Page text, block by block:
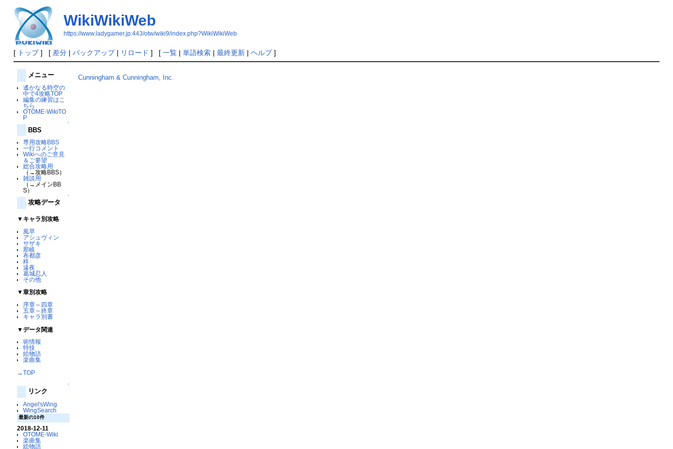
WikiWikiWeb
https://www.ladygamer.jp:443/otw/wiki9/index.php?WikiWikiWeb
[ トップ] [ 差分| バックアップ| リロード ] [ 一覧| 単語検索| 最終更新| ヘルプ]
メニュー
遙かなる時空の
中で4攻略TOP
編集の練習はこ
ちら
OTOME-WikiTO
P
↑
BBS
専用攻略BBS
一行コメント
Wikiへのご意見
＆ご要望
総合攻略用
（→攻略BBS）
雑談用
（→メインBB
S）
↑
攻略データ
▼キャラ別攻略
風早
アシュヴィン
サザキ
那岐
布都彦
柊
遠夜
葛城忍人
その他
▼章別攻略
序章～四章
五章～終章
キャラ別書
▼データ関連
術情報
特技
絵物語
楽曲集
→TOP
↑
リンク
Angel'sWing
WingSearch
最新の10件
2018-12-11
OTOME-Wiki
楽曲集
絵物語
Cunningham & Cunningham, Inc.